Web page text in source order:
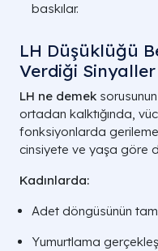
baskılar.
LH Düşüklüğü
Verdiği Sinyaller
LH ne demek
ortadan kalktığında,
fonksiyonlarda
cinsiyete ve yaşa göre
Kadınlarda:
Adet döngüsünün
Yumurtlama